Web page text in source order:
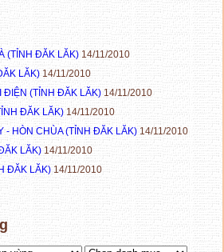
(TỈNH ĐĂK LĂK) 14/11/2010
LĂK) 14/11/2010
ĐIỆN (TỈNH ĐĂK LĂK) 14/11/2010
ĐĂK LĂK) 14/11/2010
- HÒN CHÙA (TỈNH ĐĂK LĂK) 14/11/2010
LĂK) 14/11/2010
ĐĂK LĂK) 14/11/2010